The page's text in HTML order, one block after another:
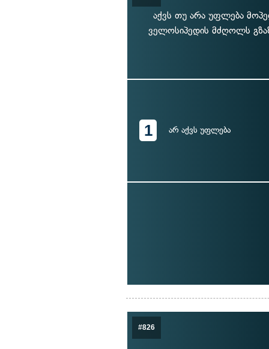
აქვს თუ არა უფლება
ველოსიპედის მძღოლს
1 არ აქვს უფლება
#826